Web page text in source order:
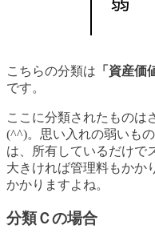
こちらの分類は 「資産価
です。
ここに分類されたものは
(^^)。思い入れの弱いも
は、所有しているだけで
大きければ管理料もかか
かかりますよね。
分類Ｃの場合